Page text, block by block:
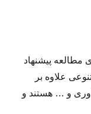
پیشنهاد
علاوه بر
و … هستند و